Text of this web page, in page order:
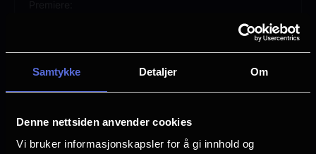
Samtykke Detaljer Om
Denne nettsiden anvender cookies
Vi bruker informasjonskapsler for å gi innhold og
Lengde
1 time 45 min
Regi
Vurdering: (178 stemmer 69.07%)